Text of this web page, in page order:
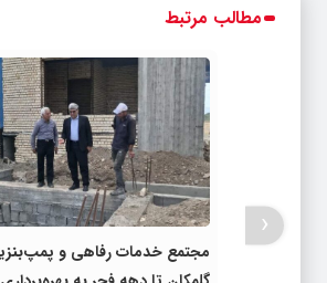
مطالب مرتبط
مجتمع خدمات رفاهی و
‹